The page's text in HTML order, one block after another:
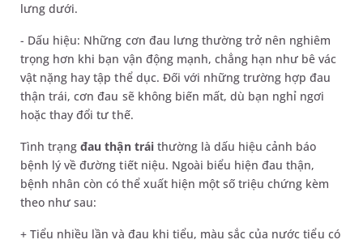
lưng dưới.
- Dấu hiệu: Những cơn đau lưng thường trở nên nghiêm
trọng hơn khi bạn vận động mạnh, chẳng hạn như bê vác
vật nặng hay tập thể dục. Đối với những trường hợp đau
thận trái, cơn đau sẽ không biến mất, dù bạn nghỉ ngơi
hoặc thay đổi tư thế.
Tình trạngđau thận tráithường là dấu hiệu cảnh báo
bệnh lý về đường tiết niệu. Ngoài biểu hiện đau thận,
bệnh nhân còn có thể xuất hiện một số triệu chứng kèm
theo như sau:
+ Tiểu nhiều lần và đau khi tiểu, màu sắc của nước tiểu có